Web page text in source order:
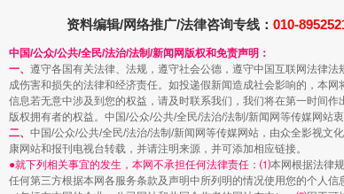
站台名比不上好声名
资料编辑/网络推广/法律咨询专线： 010-
中国/公众/公共/全民/法治/法制/新闻网版权和免责声明：
一、 遵守各国有关法律、法规，遵守社会公德，遵守中国互联网法律
成伤害和损失的法律和经济责任。如投递假新闻造成社会影响的，本
信息若无意中涉及到您的权益，请及时联系我们，我们将在第一时间
版权拥有者的权益。中国/公众/公共/全民/法治/法制/新闻网等传媒网站衷
二、 中国/公众/公共/全民/法治/法制/新闻网等传媒网站，由众全影视文
康网站和报刊电视台转载，并请注明来源，并可添加相应链接。
●就下列相关事宜的发生，本网不承担任何法律责任：⑴本网根据法律
任何第三方根据本网各服务条款及声明中所列明的情况使用您的个人信